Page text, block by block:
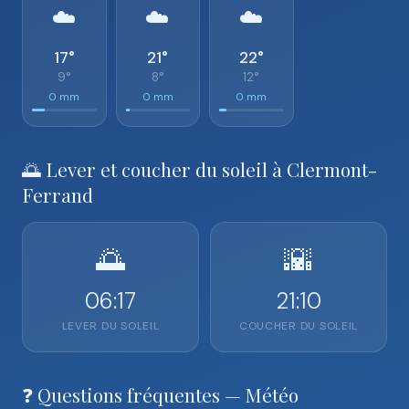
☁️
17°
9°
0 mm
☁️
21°
8°
0 mm
☁️
22°
12°
0 mm
🌅 Lever et coucher du soleil à Clermont-
Ferrand
🌅
06:17
LEVER DU SOLEIL
🌇
21:10
COUCHER DU SOLEIL
❓ Questions fréquentes — Météo